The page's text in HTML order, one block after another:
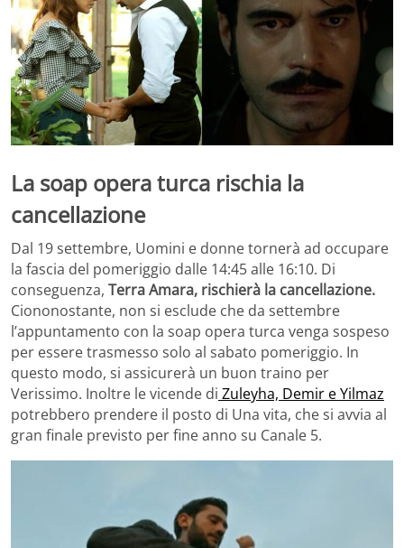
La soap opera turca rischia la
cancellazione
Dal 19 settembre, Uomini e donne tornerà ad occupare
la fascia del pomeriggio dalle 14:45 alle 16:10. Di
conseguenza, Terra Amara, rischierà la cancellazione.
Ciononostante, non si esclude che da settembre
l’appuntamento con la soap opera turca venga sospeso
per essere trasmesso solo al sabato pomeriggio. In
questo modo, si assicurerà un buon traino per
Verissimo. Inoltre le vicende di Zuleyha, Demir e Yilmaz
potrebbero prendere il posto di Una vita, che si avvia al
gran finale previsto per fine anno su Canale 5.